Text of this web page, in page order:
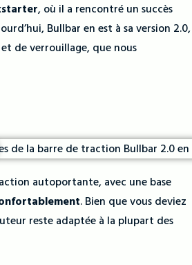
, où il a rencontré un succès
Bullbar en est à sa version 2.0,
de verrouillage, que nous
autoportante, avec une base
. Bien que vous deviez
reste adaptée à la plupart des